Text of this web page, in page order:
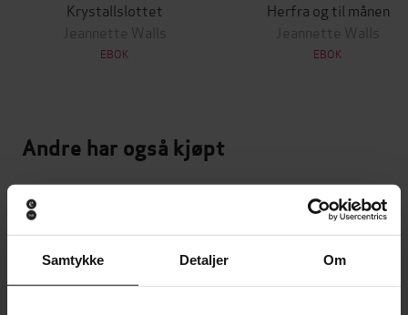
Samtykke Detaljer Om
Krystallslottet
Jeannette Walls
EBOK
Herfra og til månen
Jeannette Walls
EBOK
Andre har også kjøpt
Premium
Første gang på tilbud